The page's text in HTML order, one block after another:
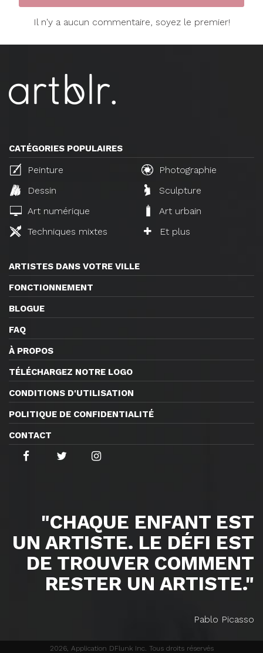
Il n'y a aucun commentaire, soyez le premier!
CATÉGORIES POPULAIRES
Peinture
Photographie
Dessin
Sculpture
Art numérique
Art urbain
Techniques mixtes
Et plus
ARTISTES DANS VOTRE VILLE
FONCTIONNEMENT
BLOGUE
FAQ
À PROPOS
TÉLÉCHARGEZ NOTRE LOGO
CONDITIONS D'UTILISATION
POLITIQUE DE CONFIDENTIALITÉ
CONTACT
"CHAQUE ENFANT EST
UN ARTISTE. LE DÉFI EST
DE TROUVER COMMENT
RESTER UN ARTISTE."
Pablo Picasso
2026, Application DFlunk Inc. Tous droits réservés